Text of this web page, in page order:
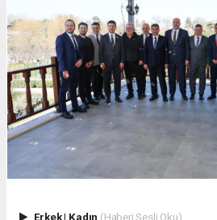
Erkek| Kadın (Haberi Sesli Oku)